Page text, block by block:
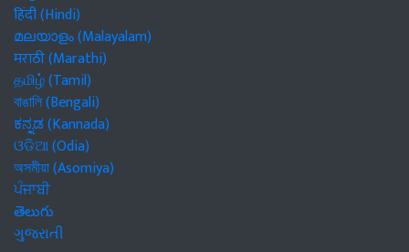
हिंदी (Hindi)
മലയാളം (Malayalam)
मराठी (Marathi)
தமிழ் (Tamil)
বাঙালি (Bengali)
ಕನ್ನಡ (Kannada)
ଓଡିଆ (Odia)
অসমীয়া (Asomiya)
ਪੰਜਾਬੀ
తెలుగు
ગુજરાતી